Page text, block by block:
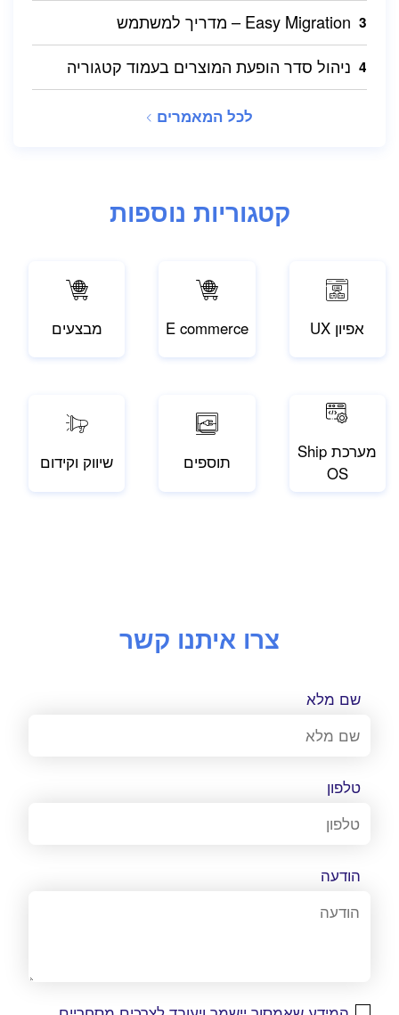
Easy Migration – מדריך למשתמש
ניהול סדר הופעת המוצרים בעמוד קטגוריה
לכל המאמרים
קטגוריות נוספות
שיווק וקידום תוספים
מערכת Ship
OS
אפיון UX E commerce מבצעים
צרו איתנו קשר
שם מלא
טלפון
הודעה